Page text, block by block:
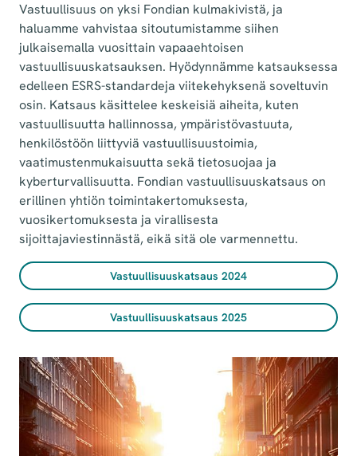
Vastuullisuus on yksi Fondian kulmakivistä, ja
haluamme vahvistaa sitoutumistamme siihen
julkaisemalla vuosittain vapaaehtoisen
vastuullisuuskatsauksen. Hyödynnämme katsauksessa
edelleen ESRS-standardeja viitekehyksenä soveltuvin
osin. Katsaus käsittelee keskeisiä aiheita, kuten
vastuullisuutta hallinnossa, ympäristövastuuta,
henkilöstöön liittyviä vastuullisuustoimia,
vaatimustenmukaisuutta sekä tietosuojaa ja
kyberturvallisuutta. Fondian vastuullisuuskatsaus on
erillinen yhtiön toimintakertomuksesta,
vuosikertomuksesta ja virallisesta
sijoittajaviestinnästä, eikä sitä ole varmennettu.
Vastuullisuuskatsaus 2024
Vastuullisuuskatsaus 2025